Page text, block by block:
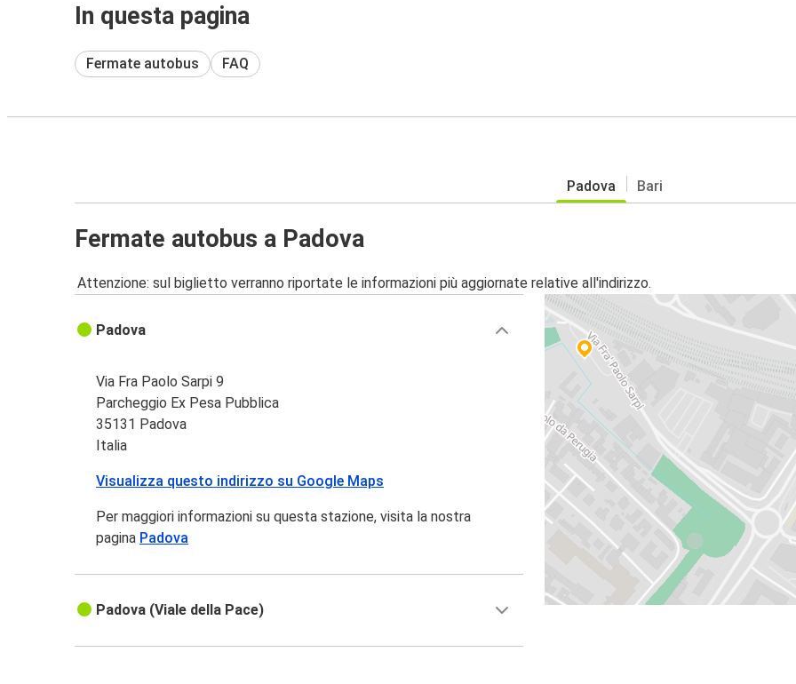
In questa pagina
Fermate autobus FAQ
Padova Bari
Fermate autobus a Padova
Attenzione: sul biglietto verranno riportate le informazioni più aggiornate relative all'indirizzo.
Padova
Via Fra Paolo Sarpi 9
Parcheggio Ex Pesa Pubblica
35131 Padova
Italia
Visualizza questo indirizzo su Google Maps
Per maggiori informazioni su questa stazione, visita la nostra
pagina Padova
Padova (Viale della Pace)